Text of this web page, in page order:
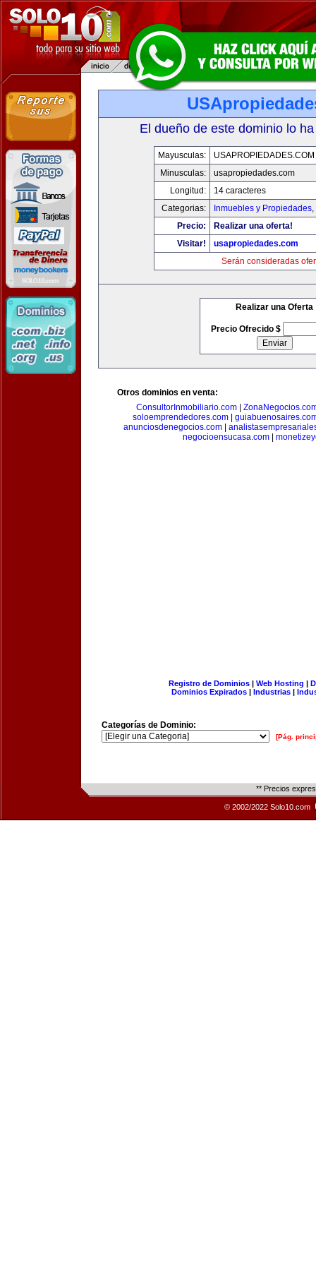
El dueño de este dominio lo
Mayusculas:
USAPROPIEDADES.COM
Minusculas:
usapropiedades.com
Longitud:
14 caracteres
Categorias:
Inmuebles y Propiedades,
Precio:
Realizar una oferta!
Visitar!
usapropiedades.com
Serán consideradas
Realizar una Oferta
Precio Ofrecido $
Otros dominios en venta:
ConsultorInmobiliario.com|
soloemprendedores.com|
anunciosdenegocios.com|
negocioensucasa.com|
Registro de Dominios| Web Hosting |
Dominios Expirados | Industrias |
Categorías de Dominio:
[Pág.
** Precios
© 2002/2022 Solo10.com